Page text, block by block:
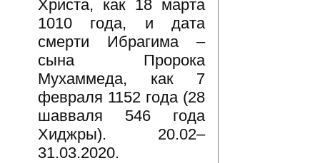
Христа, как 18 марта
1010 года, и дата
смерти Ибрагима –
сына Пророка
Мухаммеда, как 7
февраля 1152 года (28
шавваля 546 года
Хиджры). 20.02–
31.03.2020.